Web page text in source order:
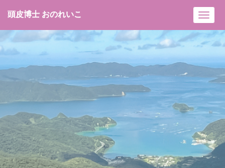
頭皮博士 おのれいこ